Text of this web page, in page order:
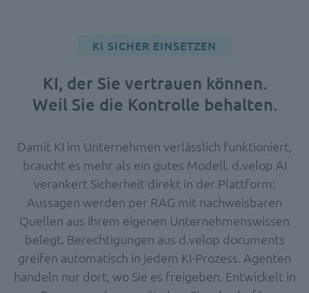
KI SICHER EINSETZEN
KI, der Sie vertrauen können.
Weil Sie die Kontrolle behalten.
Damit KI im Unternehmen verlässlich funktioniert,
braucht es mehr als ein gutes Modell. d.velop AI
verankert Sicherheit direkt in der Plattform:
Aussagen werden per RAG mit nachweisbaren
Quellen aus Ihrem eigenen Unternehmenswissen
belegt. Berechtigungen aus d.velop documents
greifen automatisch in jedem KI-Prozess. Agenten
handeln nur dort, wo Sie es freigeben. Entwickelt in